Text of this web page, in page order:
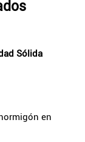
Sólida
en